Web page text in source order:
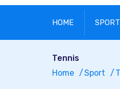
HOME SPORT
Tennis
Home
Sport